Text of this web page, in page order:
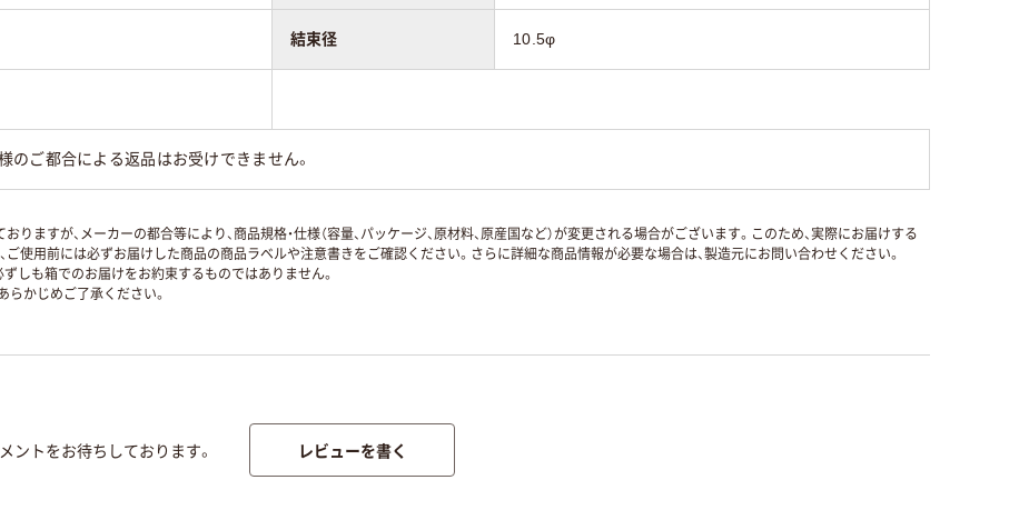
結束径 10.5φ
様のご都合による返品はお受けできません。
ますが、メーカーの都合等により、商品規格・仕様（容量、パッケージ、原材料、原産国など）が変更される場合がございます。このため、実際にお届けする
使用前には必ずお届けした商品の商品ラベルや注意書きをご確認ください。さらに詳細な商品情報が必要な場合は、製造元にお問い合わせください。
ずしも箱でのお届けをお約束するものではありません。
かじめご了承ください。
ントをお待ちしております。 レビューを書く